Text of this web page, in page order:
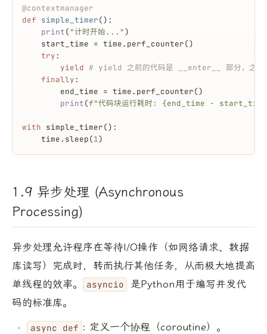
@contextmanager
def simple_timer():
print("计时开始...")
    start_time = time.perf_counter()
try:
yield # yield 之前的代码是 __enter__ 部分，之
finally:
        end_time = time.perf_counter()
print(f"代码块运行耗时: {end_time -
with simple_timer():
    time.sleep(
1)
1.9 异步处理 (Asynchronous
Processing)
异步处理允许程序在等待I/O操作（如网络请求、数据
库读写）完成时，转而执行其他任务，从而极大地提高
单线程的效率。
asyncio
是Python用于编写并发代
码的标准库。
async def : 定义一个协程（coroutine）。